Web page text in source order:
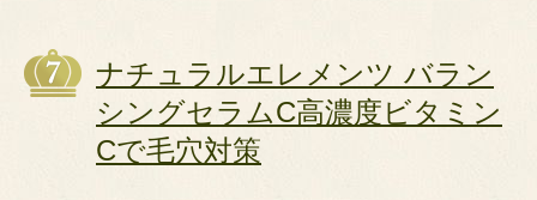
ナチュラルエレメンツ バラン
シングセラムC高濃度ビタミン
Cで毛穴対策